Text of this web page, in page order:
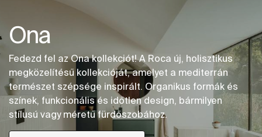
Ona
Fedezd fel az Ona kollekciót! A Roca új, holisztikus
megközelítésű kollekcióját, amelyet a mediterrán
természet szépsége inspirált. Organikus formák és
színek, funkcionális és időtlen design, bármilyen
stílusú vagy méretű fürdőszobához.